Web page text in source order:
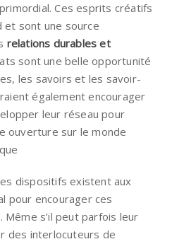
Ces esprits créatifs
sont une source
relations durables et
sont une belle opportunité
les savoirs et les savoir-
également encourager
leur réseau pour
ouverture sur le monde
dispositifs existent aux
pour encourager ces
s’il peut parfois leur
des interlocuteurs de